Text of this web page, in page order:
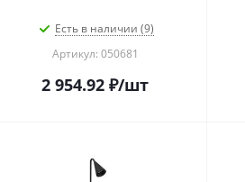
Есть в наличии (9)
Артикул: 050681
2 954.92 ₽/шт